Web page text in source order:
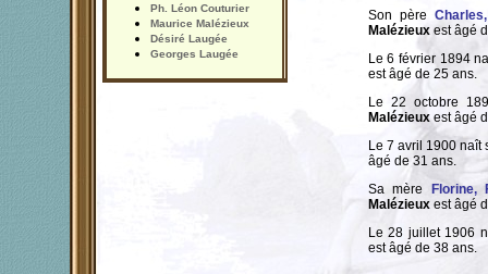
Ph. Léon Couturier
Maurice Malézieux
Désiré Laugée
Georges Laugée
Son père
Malézieuxest âgé
Le 6 février 1894
est âgé de 25 ans.
Le 22 octobre
Malézieuxest âgé
Le 7 avril 1900 naît
âgé de 31 ans.
Sa mère
Florine,
Malézieuxest âgé
Le 28 juillet 1906
est âgé de 38 ans.